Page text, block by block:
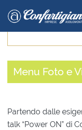
Menu Foto e
Partendo dalle
talk “Power ON” di